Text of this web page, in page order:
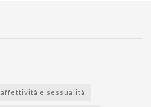
affettività e sessualità